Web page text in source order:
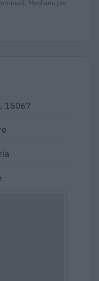
Mediana per
15067